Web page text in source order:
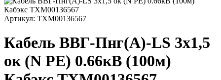
Артикул: ТХМ00136567
Кабель ВВГ-Пнг(А)-LS 3х1,5
ок (N PE) 0.66кВ (100м)